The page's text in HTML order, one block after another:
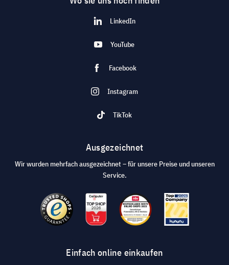
LinkedIn
YouTube
Facebook
Instagram
TikTok
Ausgezeichnet
Wir wurden mehrfach ausgezeichnet – für unsere Preise und unseren
Service.
Einfach online einkaufen